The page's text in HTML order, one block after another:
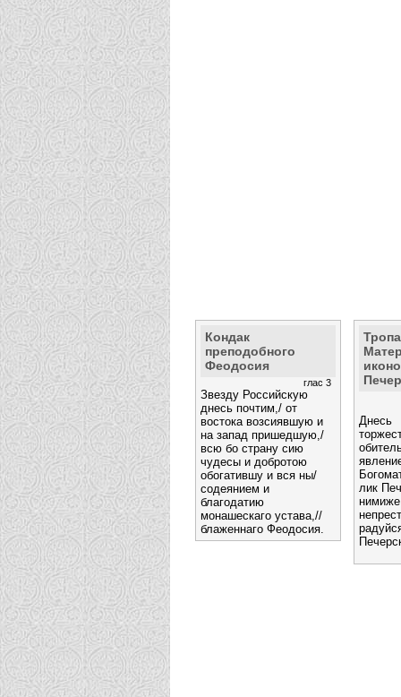
Кондак
преподобного
Феодосия
глас 3
Звезду Российскую
днесь почтим,/ от
востока возсиявшую и
на запад пришедшую,/
всю бо страну сию
чудесы и добротою
обогатившу и вся ны/
содеянием и
благодатию
монашескаго устава,//
блаженнаго Феодосия.
лик